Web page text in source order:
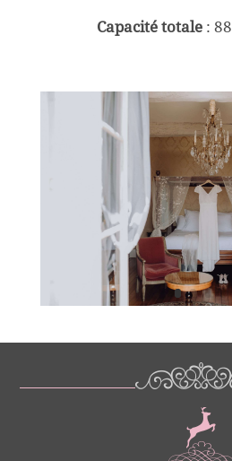
Capacité totale: 88